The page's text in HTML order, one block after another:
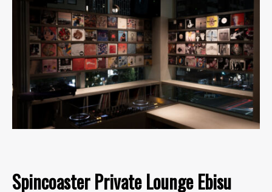
Spincoaster Private Lounge Ebisu